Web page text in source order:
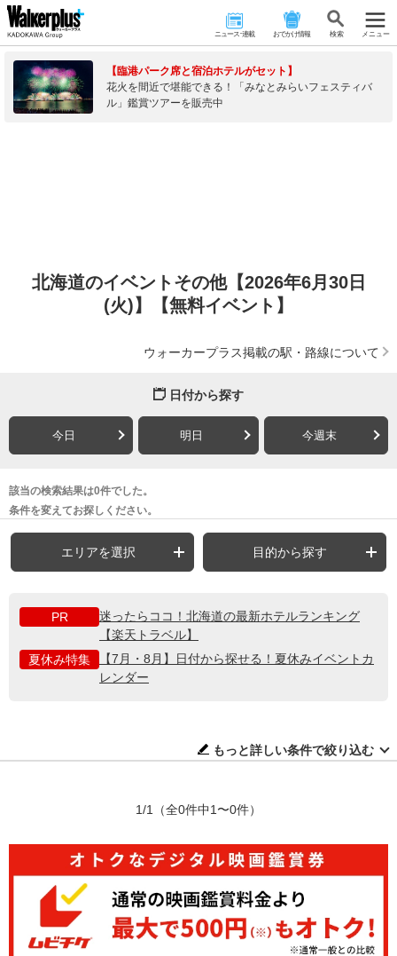
ニュース･連載 おでかけ情報 検 索 メニュー
【臨港パーク席と宿泊ホテルがセット】
花火を間近で堪能できる！「みなとみらいフェスティバ
ル」鑑賞ツアーを販売中
北海道のイベントその他【2026年6月30日
(火)】【無料イベント】
ウォーカープラス掲載の駅・路線について
日付から探す
今日 明日 今週末
該当の検索結果は0件でした。
条件を変えてお探しください。
エリアを選択 目的から探す
PR
迷ったらココ！北海道の最新ホテルランキング
【楽天トラベル】
夏休み特集
【7月・8月】日付から探せる！夏休みイベントカ
レンダー
もっと詳しい条件で絞り込む
1/1 （全0件中1〜0件）